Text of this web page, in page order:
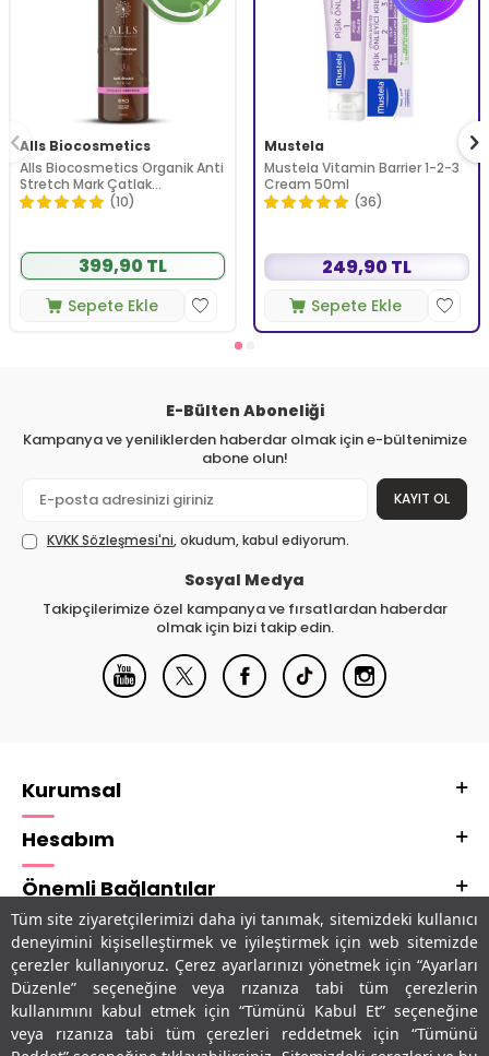
Tüm site ziyaretçilerimizi daha iyi tanımak, sitemizdeki kullanıcı
deneyimini kişiselleştirmek ve iyileştirmek için web sitemizde
çerezler kullanıyoruz. Çerez ayarlarınızı yönetmek için “Ayarları
Düzenle” seçeneğine veya rızanıza tabi tüm çerezlerin
kullanımını kabul etmek için “Tümünü Kabul Et” seçeneğine
veya rızanıza tabi tüm çerezleri reddetmek için “Tümünü
Alls Biocosmetics
Alls Biocosmetics Organik Anti
Stretch Mark Çatlak
Önlemeye Yardımcı Jel 350 ml
(10)
399,90 TL
Sepete Ekle
Mustela
Mustela Vitamin Barrier 1-2-3
Cream 50ml
(36)
249,90 TL
Sepete Ekle
E-Bülten Aboneliği
Kampanya ve yeniliklerden haberdar olmak için e-bültenimize
abone olun!
KAYIT OL
KVKK Sözleşmesi'ni, okudum, kabul ediyorum.
Sosyal Medya
Takipçilerimize özel kampanya ve fırsatlardan haberdar
olmak için bizi takip edin.
Kurumsal
Hesabım
Önemli Bağlantılar
Adres & İletişim
Uygulamalarımız